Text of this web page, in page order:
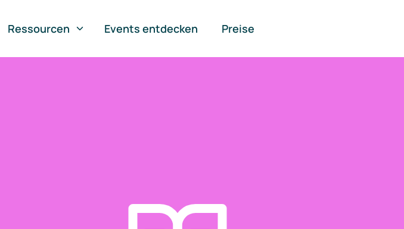
Ressourcen Events entdecken Preise